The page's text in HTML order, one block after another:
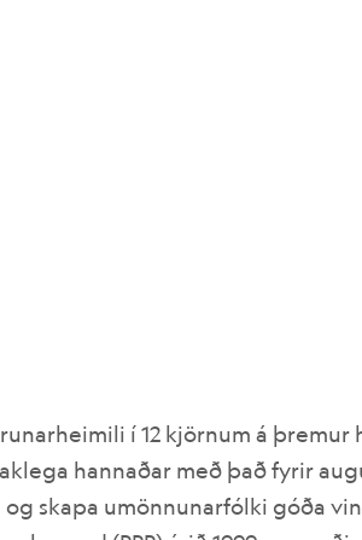
í 12 kjörnum á þremur
hannaðar með það fyrir
skapa umönnunarfólki góða